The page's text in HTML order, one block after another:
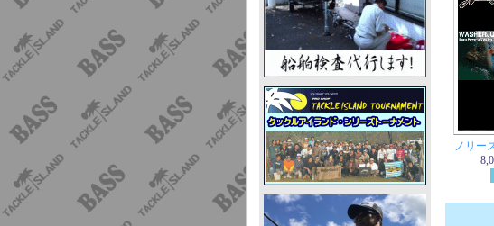
ノリー